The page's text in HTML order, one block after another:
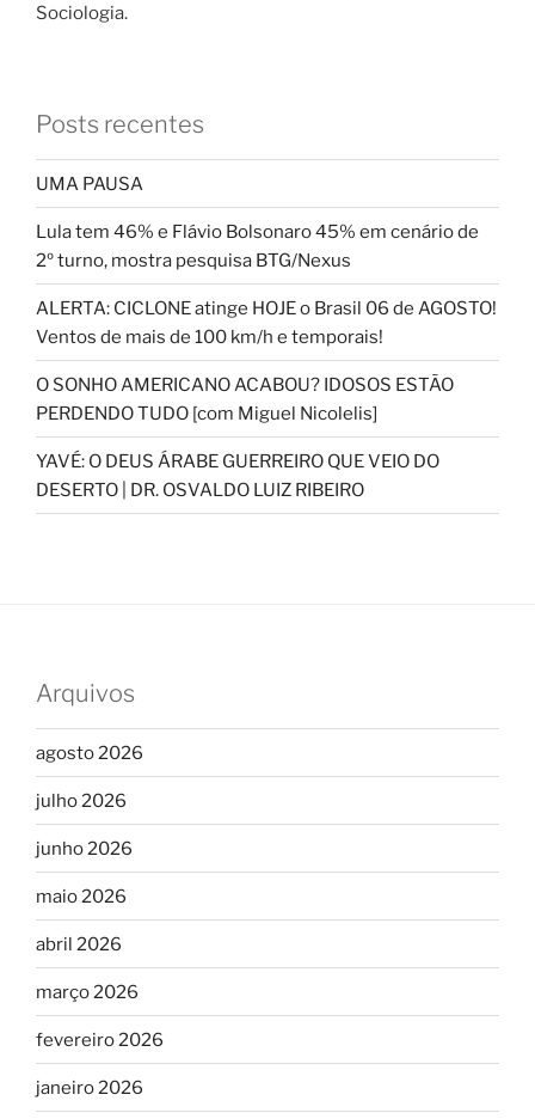
Sociologia.
Posts recentes
UMA PAUSA
Lula tem 46% e Flávio Bolsonaro 45% em cenário de
2º turno, mostra pesquisa BTG/Nexus
ALERTA: CICLONE atinge HOJE o Brasil 06 de AGOSTO!
Ventos de mais de 100 km/h e temporais!
O SONHO AMERICANO ACABOU? IDOSOS ESTÃO
PERDENDO TUDO [com Miguel Nicolelis]
YAVÉ: O DEUS ÁRABE GUERREIRO QUE VEIO DO
DESERTO | DR. OSVALDO LUIZ RIBEIRO
Arquivos
agosto 2026
julho 2026
junho 2026
maio 2026
abril 2026
março 2026
fevereiro 2026
janeiro 2026